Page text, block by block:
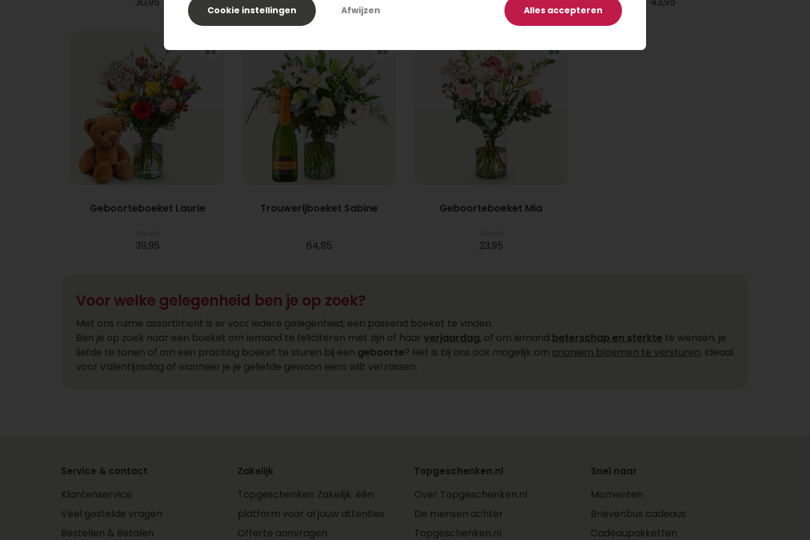
Geboorteboeket Laurie
39,95
Trouwerijboeket Sabine
64,95
Geboorteboeket Mia
23,95
Voor welke gelegenheid ben je op zoek?
Met ons ruime assortiment is er voor iedere gelegenheid, een passend boeket te vinden.
Ben je op zoek naar een boeket om iemand te feliciteren met zijn of haar verjaardag, of om iemand beterschap en sterkte te wensen, je
liefde te tonen of om een prachtig boeket te sturen bij een geboorte? Het is bij ons ook mogelijk om anoniem bloemen te versturen. Ideaal
voor Valentijnsdag of wanneer je je geliefde gewoon eens wilt verrassen.
Service & contact
Klantenservice
Veel gestelde vragen
Bestellen & Betalen
Zakelijk
Topgeschenken Zakelijk: één
platform voor al jouw attenties
Offerte aanvragen
Topgeschenken.nl
Over Topgeschenken.nl
De mensen achter
Topgeschenken.nl
Snel naar
Momenten
Brievenbus cadeaus
Cadeaupakketten
Alles accepteren
Cookie instellingen Afwijzen